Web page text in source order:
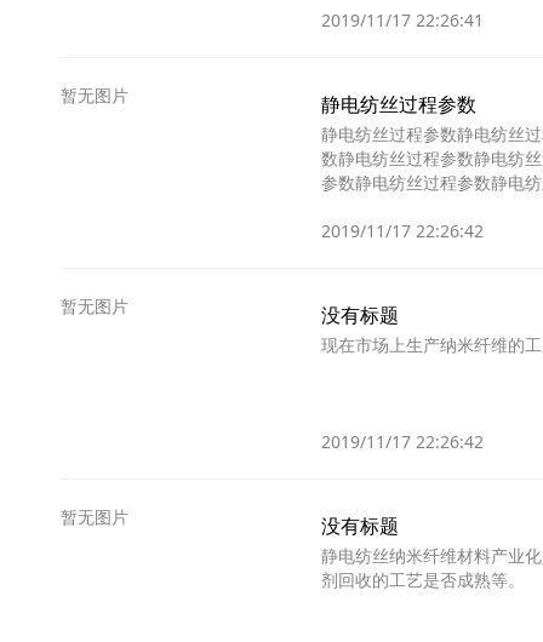
2019/11/17 22:26:41
暂无图片 静电纺丝过程参数
静电纺丝过程参数静电纺丝
数静电纺丝过程参数静电纺
参数静电纺丝过程参数静电
2019/11/17 22:26:42
暂无图片 没有标题
现在市场上生产纳米纤维的
2019/11/17 22:26:42
暂无图片 没有标题
静电纺丝纳米纤维材料产业
剂回收的工艺是否成熟等。